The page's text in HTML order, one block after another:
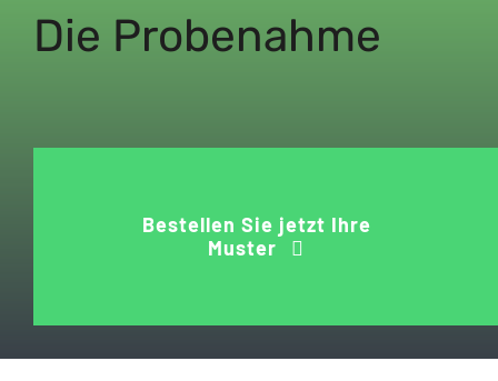
Die Probenahme
Bestellen Sie jetzt Ihre
Muster